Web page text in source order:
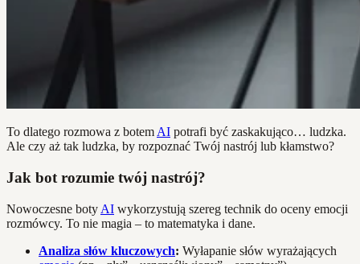
To dlatego rozmowa z botem AI potrafi być zaskakująco… ludzka.
Ale czy aż tak ludzka, by rozpoznać Twój nastrój lub kłamstwo?
Jak bot rozumie twój nastrój?
Nowoczesne boty AI wykorzystują szereg technik do oceny emocji
rozmówcy. To nie magia – to matematyka i dane.
Analiza słów kluczowych: Wyłapanie słów wyrażających